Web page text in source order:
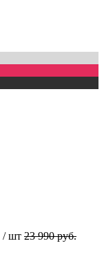
/ шт 23 990 руб.